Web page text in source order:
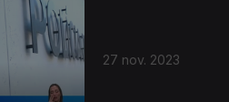
27 nov. 2023